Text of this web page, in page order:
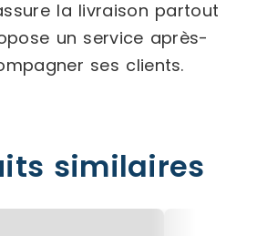
la livraison partout
un service après-
ses clients.
similaires